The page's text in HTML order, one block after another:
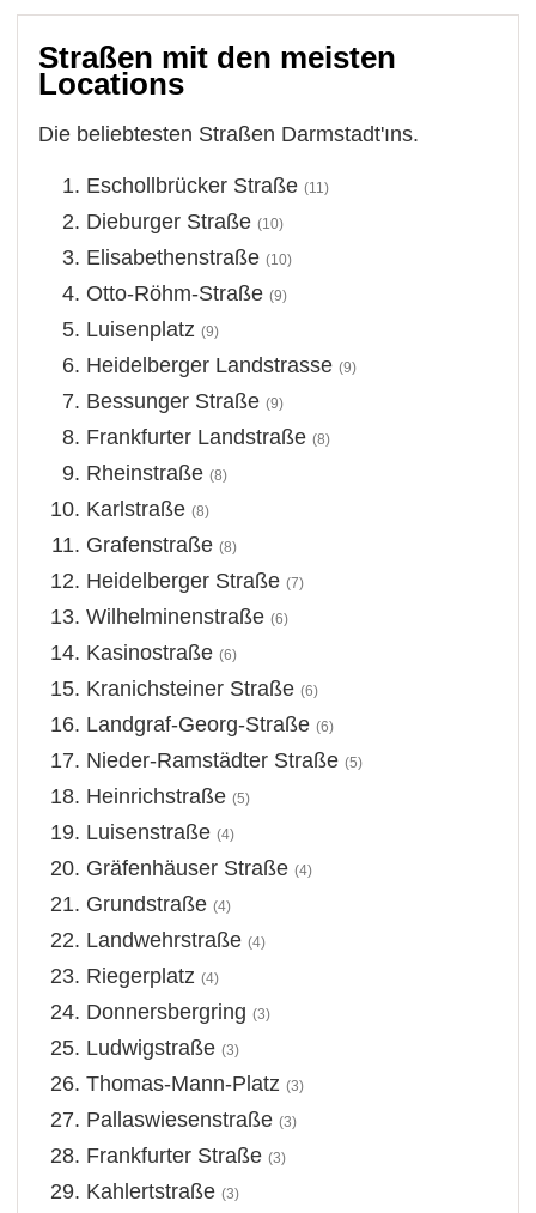
Straßen mit den meisten
Locations
Die beliebtesten Straßen Darmstadt'ıns.
Eschollbrücker Straße (11)
Dieburger Straße (10)
Elisabethenstraße (10)
Otto-Röhm-Straße (9)
Luisenplatz (9)
Heidelberger Landstrasse (9)
Bessunger Straße (9)
Frankfurter Landstraße (8)
Rheinstraße (8)
Karlstraße (8)
Grafenstraße (8)
Heidelberger Straße (7)
Wilhelminenstraße (6)
Kasinostraße (6)
Kranichsteiner Straße (6)
Landgraf-Georg-Straße (6)
Nieder-Ramstädter Straße (5)
Heinrichstraße (5)
Luisenstraße (4)
Gräfenhäuser Straße (4)
Grundstraße (4)
Landwehrstraße (4)
Riegerplatz (4)
Donnersbergring (3)
Ludwigstraße (3)
Thomas-Mann-Platz (3)
Pallaswiesenstraße (3)
Frankfurter Straße (3)
Kahlertstraße (3)